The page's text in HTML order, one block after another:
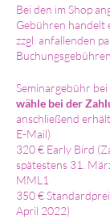
Bei den im Shop
Gebühren handelt
zzgl. anfallenden
Buchungsgebühren
Seminargebühr bei
wähle bei der
anschließend
E-Mail)
320 € Early Bird
spätestens 31.
MML1
350 €
April 2022)